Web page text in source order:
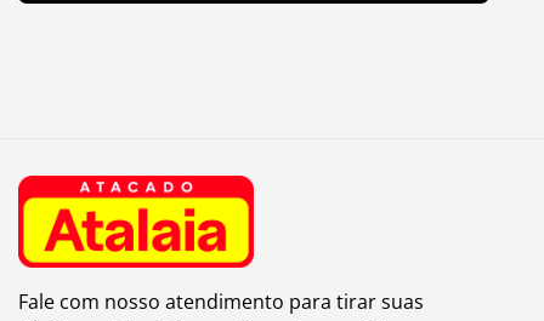
Fale com nosso atendimento para tirar suas